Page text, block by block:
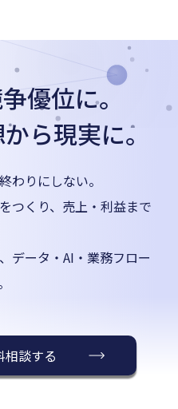
—
優位に。
ら現実に。
わりにしない。
つくり、売上・利益まで
データ・AI・業務フロー
相談する